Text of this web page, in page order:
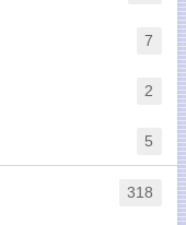
7
2
5
318